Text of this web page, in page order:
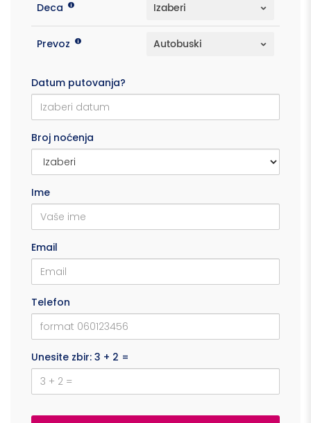
Deca
Prevoz
Datum putovanja?
Broj noćenja
Ime
Email
Telefon
Unesite zbir: 3 + 2 =